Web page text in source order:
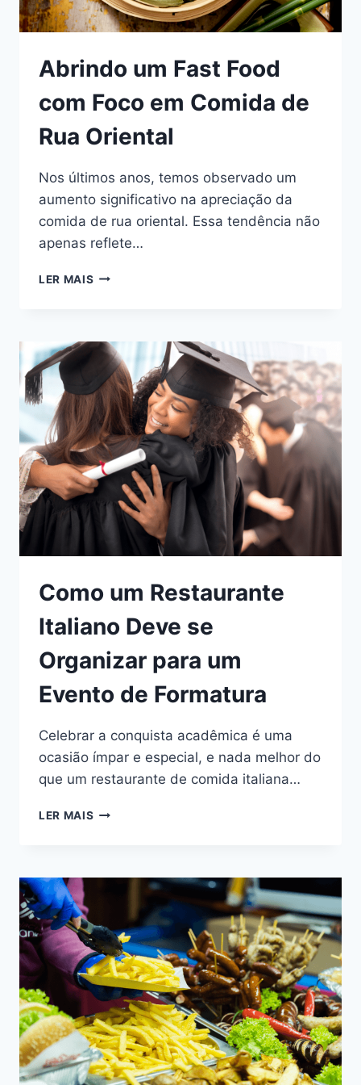
Abrindo um Fast Food
com Foco em Comida de
Rua Oriental
Nos últimos anos, temos observado um
aumento significativo na apreciação da
comida de rua oriental. Essa tendência não
apenas reflete…
LER MAIS
Como um Restaurante
Italiano Deve se
Organizar para um
Evento de Formatura
Celebrar a conquista acadêmica é uma
ocasião ímpar e especial, e nada melhor do
que um restaurante de comida italiana…
LER MAIS